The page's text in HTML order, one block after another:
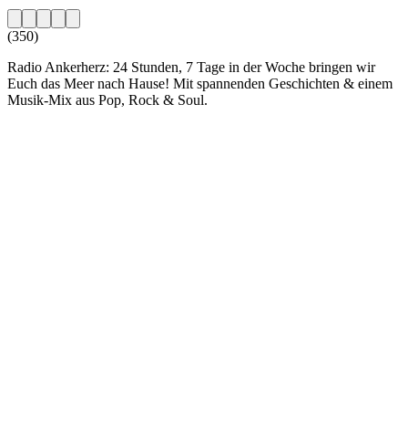
(350)
Radio Ankerherz: 24 Stunden, 7 Tage in der Woche bringen wir
Euch das Meer nach Hause! Mit spannenden Geschichten & einem
Musik-Mix aus Pop, Rock & Soul.